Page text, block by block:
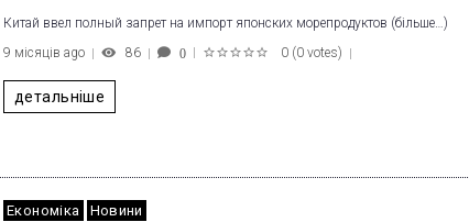
Китай ввел полный запрет на импорт японских морепродуктов (більше…)
9 місяців ago
86 0 0 (0 votes)
детальніше
Економіка Новини